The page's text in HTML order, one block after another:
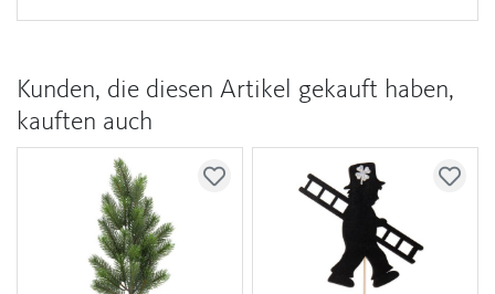
Kunden, die diesen Artikel gekauft haben,
kauften auch